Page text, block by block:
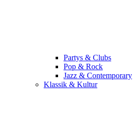
Partys & Clubs
Pop & Rock
Jazz & Contemporary
Klassik & Kultur